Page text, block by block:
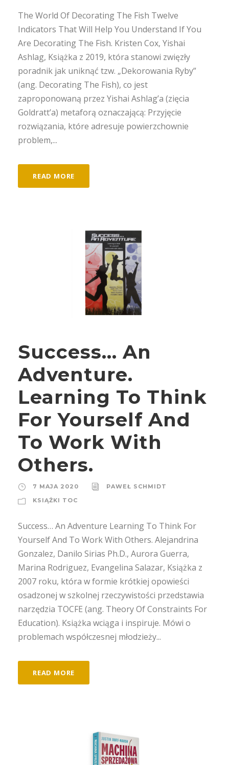
The World Of Decorating The Fish Twelve
Indicators That Will Help You Understand If You
Are Decorating The Fish. Kristen Cox, Yishai
Ashlag, Książka z 2019, która stanowi zwięzły
poradnik jak uniknąć tzw. „Dekorowania Ryby”
(ang. Decorating The Fish), co jest
zaproponowaną przez Yishai Ashlag’a (zięcia
Goldratt’a) metaforą oznaczającą: Przyjęcie
rozwiązania, które adresuje powierzchownie
problem,...
READ MORE
Success… An
Adventure.
Learning To Think
For Yourself And
To Work With
Others.
7 MAJA 2020
PAWEŁ SCHMIDT
KSIĄŻKI TOC
Success… An Adventure Learning To Think For
Yourself And To Work With Others. Alejandrina
Gonzalez, Danilo Sirias Ph.D., Aurora Guerra,
Marina Rodriguez, Evangelina Salazar, Książka z
2007 roku, która w formie krótkiej opowieści
osadzonej w szkolnej rzeczywistości przedstawia
narzędzia TOCFE (ang. Theory Of Constraints For
Education). Książka wciąga i inspiruje. Mówi o
problemach współczesnej młodzieży...
READ MORE